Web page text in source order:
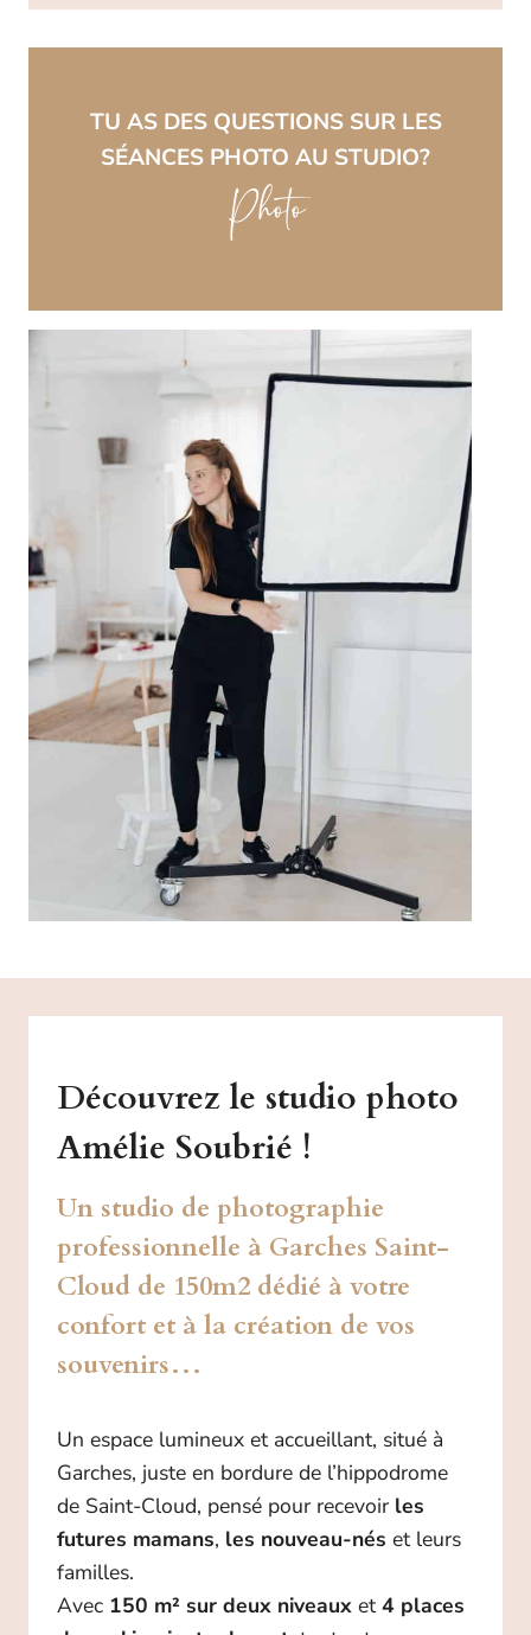
TU AS DES QUESTIONS SUR LES
SÉANCES PHOTO AU STUDIO?
Photo
Découvrez le studio photo
Amélie Soubrié !
Un studio de photographie
professionnelle à Garches Saint-
Cloud de 150m2 dédié à votre
confort et à la création de vos
souvenirs…
Un espace lumineux et accueillant, situé à
Garches, juste en bordure de l’hippodrome
de Saint-Cloud, pensé pour recevoir les
futures mamans, les nouveau-nés et leurs
familles.
Avec 150 m² sur deux niveaux et4 places